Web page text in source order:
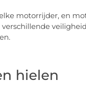
motorrijder, en
hielen